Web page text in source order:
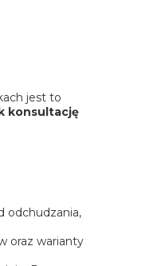
jest to
konsultację
odchudzania,
oraz warianty